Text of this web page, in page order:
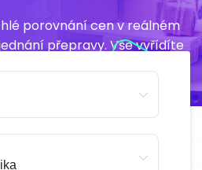
porovnání cen v reálném
přepravy. Vše vyřídíte